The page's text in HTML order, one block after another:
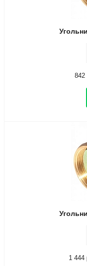
842
1 444